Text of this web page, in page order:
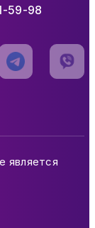
59-98
является